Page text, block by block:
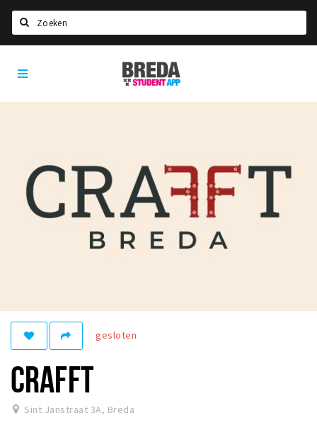
HOME
Welkom in Breda
Studentenverenigingen
Studentenraad
Studentenroutes
Woonruimte
Inschrijven gemeente
Zorgverzekering
Huisarts en eerste hulp
Q&A
Breda
Student
gesloten
CRAFFT
Sint Janstraat 3A, Breda